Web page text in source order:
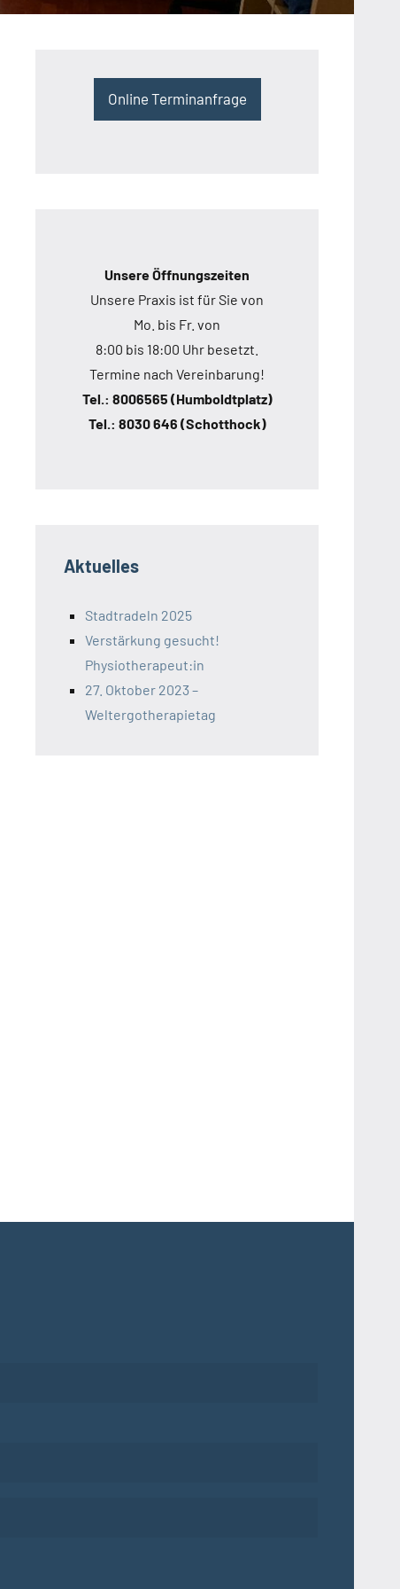
Online Terminanfrage
Unsere Öffnungszeiten
Unsere Praxis ist für Sie von
Mo. bis Fr. von
8:00 bis 18:00 Uhr besetzt.
Termine nach Vereinbarung!
Tel.: 8006565 (Humboldtplatz)
Tel.: 8030 646 (Schotthock)
Aktuelles
Stadtradeln 2025
Verstärkung gesucht!
Physiotherapeut:in
27. Oktober 2023 –
Weltergotherapietag